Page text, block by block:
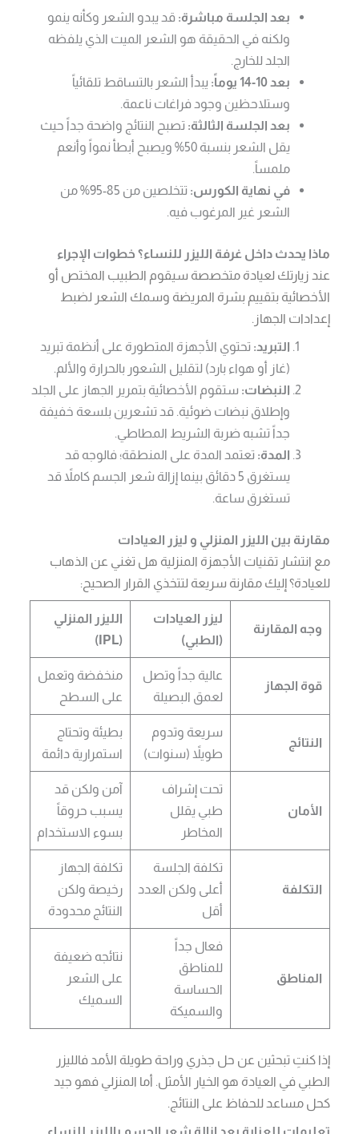
بعد الجلسة مباشرة: قد يبدو الشعر وكأنه ينمو
ولكنه في الحقيقة هو الشعر الميت الذي يلفظه
الجلد للخارج.
بعد 10-14 يوماً:
يبدأ الشعر بالتساقط تلقائياً
وستلاحظين وجود فراغات ناعمة.
بعد الجلسة الثالثة: تصبح النتائج واضحة جداً حيث
يقل الشعر بنسبة 50% ويصبح أبطأ نمواً وأنعم
ملمساً.
في نهاية الكورس:
تتخلصين من 85-95% من
الشعر غير المرغوب فيه.
ماذا يحدث داخل غرفة الليزر للنساء؟ خطوات الإجراء
عند زيارتك لعيادة متخصصة سيقوم الطبيب المختص أو
الأخصائية بتقييم بشرة المريضة وسمك الشعر لضبط
إعدادات الجهاز.
التبريد: تحتوي الأجهزة المتطورة على أنظمة تبريد
(غاز أو هواء بارد) لتقليل الشعور بالحرارة والألم.
النبضات: ستقوم الأخصائية بتمرير الجهاز على الجلد
وإطلاق نبضات ضوئية. قد تشعرين بلسعة خفيفة
جداً تشبه ضربة الشريط المطاطي.
المدة: تعتمد المدة على المنطقة؛ فالوجه قد
يستغرق 5 دقائق بينما إزالة شعر الجسم كاملاً قد
تستغرق ساعة.
مقارنة بين الليزر المنزلي و ليزر العيادات
مع انتشار تقنيات الأجهزة المنزلية هل تغني عن الذهاب
للعيادة؟ إليك مقارنة سريعة لتتخذي القرار الصحيح:
وجه المقارنة
ليزر العيادات
(الطبي)
الليزر المنزلي
(IPL)
قوة الجهاز
عالية جداً وتصل
لعمق البصيلة
منخفضة وتعمل
على السطح
النتائج
سريعة وتدوم
طويلاً (سنوات)
بطيئة وتحتاج
استمرارية دائمة
الأمان
تحت إشراف
طبي يقلل
المخاطر
آمن ولكن قد
يسبب حروقاً
بسوء الاستخدام
التكلفة
تكلفة الجلسة
أعلى ولكن العدد
أقل
تكلفة الجهاز
رخيصة ولكن
النتائج محدودة
المناطق
فعال جداً
للمناطق
الحساسة
والسميكة
نتائجه ضعيفة
على الشعر
السميك
إذا كنتِ تبحثين عن حل جذري وراحة طويلة الأمد فالليزر
الطبي في العيادة هو الخيار الأمثل. أما المنزلي فهو جيد
كحل مساعد للحفاظ على النتائج.
تعليمات للعناية بعد إزالة شعر الجسم بالليزر للنساء